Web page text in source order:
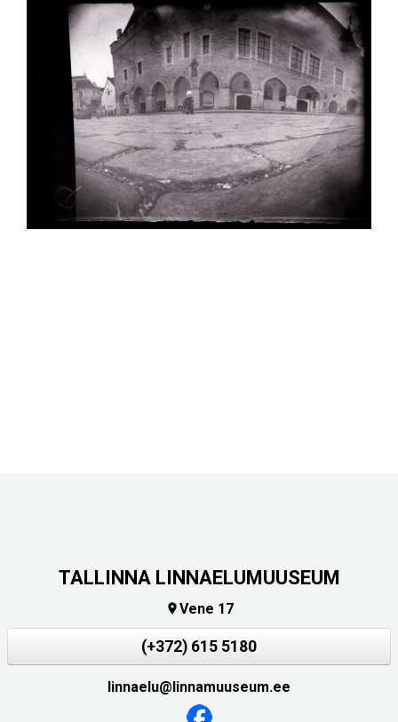
TALLINNA LINNAELUMUUSEUM
Vene 17
(+372) 615 5180
linnaelu@linnamuuseum.ee